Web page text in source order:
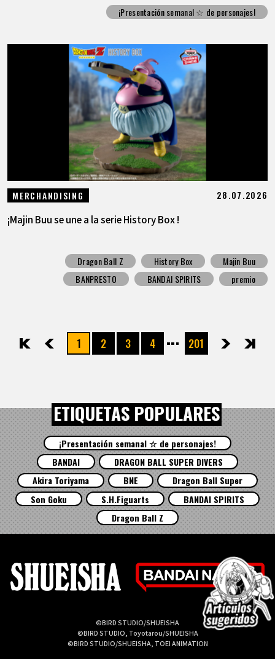
¡Presentación semanal ☆ de personajes!
MERCHANDISING 28.07.2026
¡Majin Buu se une a la serie History Box !
Dragon Ball Z History Box
Majin Buu
BANPRESTO
BANDAI SPIRITS premio
先頭 前へ1 2 3 4 201次へ最後
ETIQUETAS POPULARES
¡Presentación semanal ☆ de personajes!
BANDAI
DRAGON BALL SUPER DIVERS
Akira Toriyama
BNE
Dragon Ball Super
Son Goku
S.H.Figuarts
BANDAI SPIRITS
Dragon Ball Z
©BIRD STUDIO/SHUEISHA
©BIRD STUDIO, Toyotarou/SHUEISHA
©BIRD STUDIO/SHUEISHA, TOEI ANIMATION